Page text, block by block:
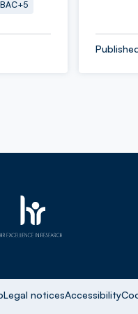
BAC+5
Legal noticesAccessibility